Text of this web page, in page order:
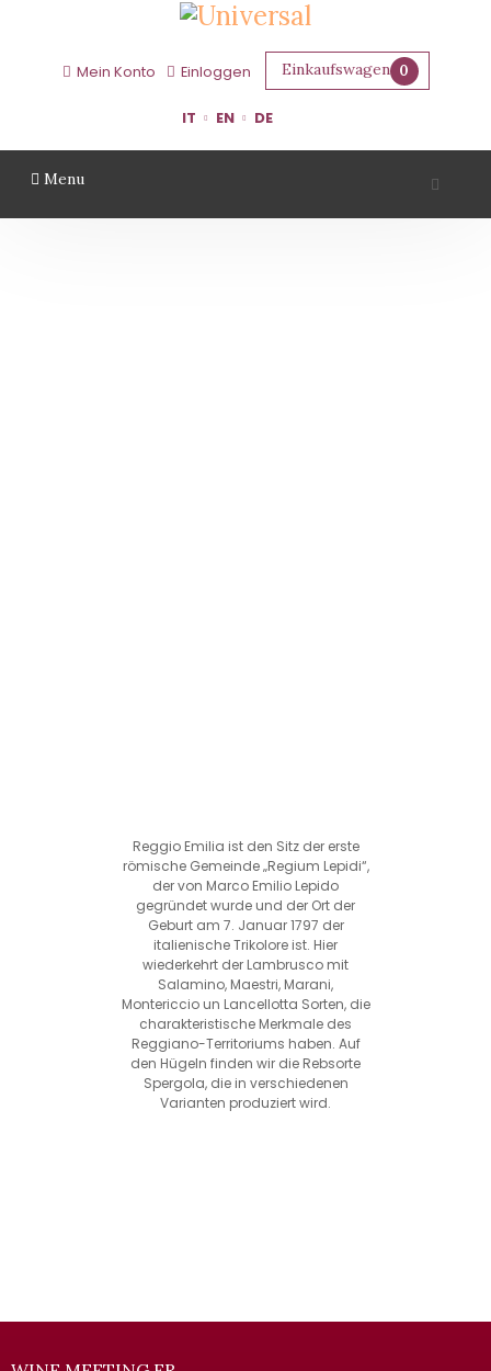
Mein Konto Einloggen Einkaufswagen 0
IT EN DE
Menu
Reggio Emilia ist den Sitz der erste
römische Gemeinde „Regium Lepidi“,
der von Marco Emilio Lepido
gegründet wurde und der Ort der
Geburt am 7. Januar 1797 der
italienische Trikolore ist. Hier
wiederkehrt der Lambrusco mit
Salamino, Maestri, Marani,
Montericcio un Lancellotta Sorten, die
charakteristische Merkmale des
Reggiano-Territoriums haben. Auf
den Hügeln finden wir die Rebsorte
Spergola, die in verschiedenen
Varianten produziert wird.